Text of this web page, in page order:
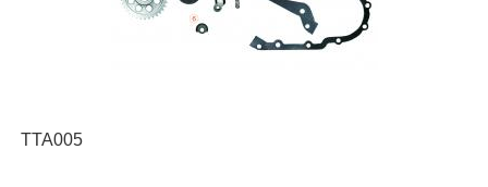
TTA005